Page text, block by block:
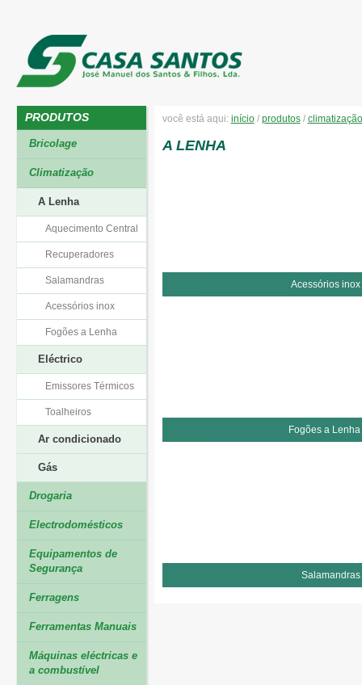
PRODUTOS
Bricolage
Climatização
A Lenha
Aquecimento Central
Recuperadores
Salamandras
Acessórios inox
Fogões a Lenha
Eléctrico
Emissores Térmicos
Toalheiros
Ar condicionado
Gás
Drogaria
Electrodomésticos
Equipamentos de
Segurança
Ferragens
Ferramentas Manuais
Máquinas eléctricas e
a combustível
você está aqui: início/ produtos/ climatização
A LENHA
Acessórios inox
Fogões a Lenha
Salamandras